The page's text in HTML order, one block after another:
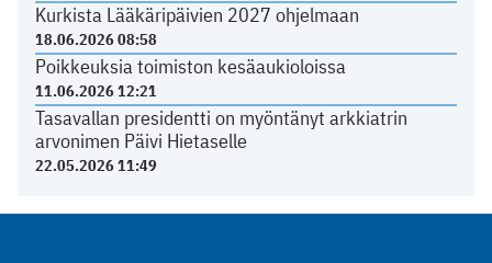
Kurkista Lääkäripäivien 2027 ohjelmaan
18.06.2026 08:58
Poikkeuksia toimiston kesäaukioloissa
11.06.2026 12:21
Tasavallan presidentti on myöntänyt arkkiatrin
arvonimen Päivi Hietaselle
22.05.2026 11:49